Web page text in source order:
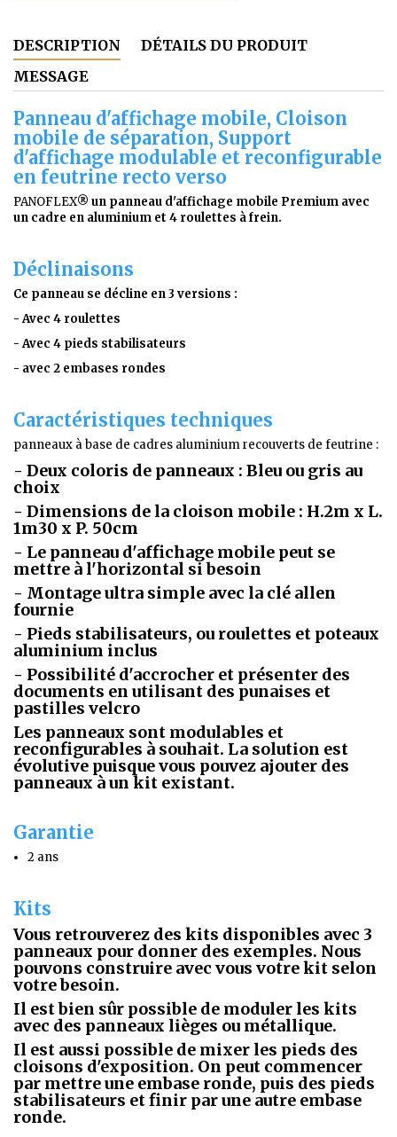
DESCRIPTION
DÉTAILS DU PRODUIT
MESSAGE
Panneau d'affichage mobile, Cloison
mobile de séparation, Support
d'affichage modulable et reconfigurable
en feutrine recto verso
PANOFLEX® un panneau d'affichage mobile Premium avec
un cadre en aluminium et 4 roulettes à frein.
Déclinaisons
Ce panneau se décline en 3 versions :
- Avec 4 roulettes
- Avec 4 pieds stabilisateurs
- avec 2 embases rondes
Caractéristiques techniques
panneaux à base de cadres aluminium recouverts de feutrine :
- Deux coloris de panneaux : Bleu ou gris au
choix
- Dimensions de la cloison mobile : H.2m x L.
1m30 x P. 50cm
- Le panneau d'affichage mobile peut se
mettre à l'horizontal si besoin
- Montage ultra simple avec la clé allen
fournie
- Pieds stabilisateurs, ou roulettes et poteaux
aluminium inclus
- Possibilité d'accrocher et présenter des
documents en utilisant des punaises et
pastilles velcro
Les panneaux sont modulables et
reconfigurables à souhait. La solution est
évolutive puisque vous pouvez ajouter des
panneaux à un kit existant.
Garantie
2 ans
Kits
Vous retrouverez des kits disponibles avec 3
panneaux pour donner des exemples. Nous
pouvons construire avec vous votre kit selon
votre besoin.
Il est bien sûr possible de moduler les kits
avec des panneaux lièges ou métallique.
Il est aussi possible de mixer les pieds des
cloisons d'exposition. On peut commencer
par mettre une embase ronde, puis des pieds
stabilisateurs et finir par une autre embase
ronde.